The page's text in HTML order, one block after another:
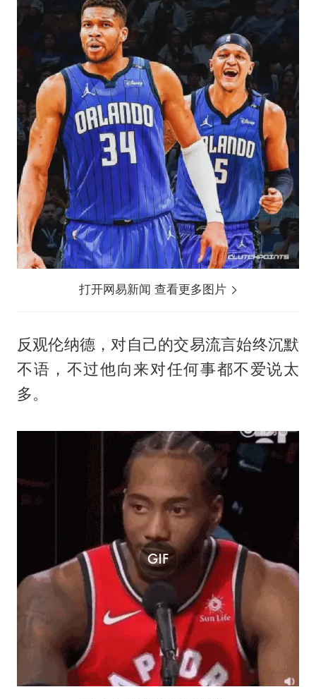
打开网易新闻 查看更多图片
反观伦纳德，对自己的交易流言始终沉默
不语，不过他向来对任何事都不爱说太
多。